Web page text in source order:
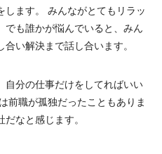
します。 みんながとてもリラッ
でも誰かが悩んでいると、みん
い解決まで話し合います。
自分の仕事だけをしてればいい
前職が孤独だったこともありま
なと感じます。